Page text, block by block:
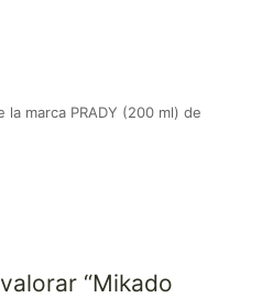
marca PRADY (200 ml) de
“Mikado